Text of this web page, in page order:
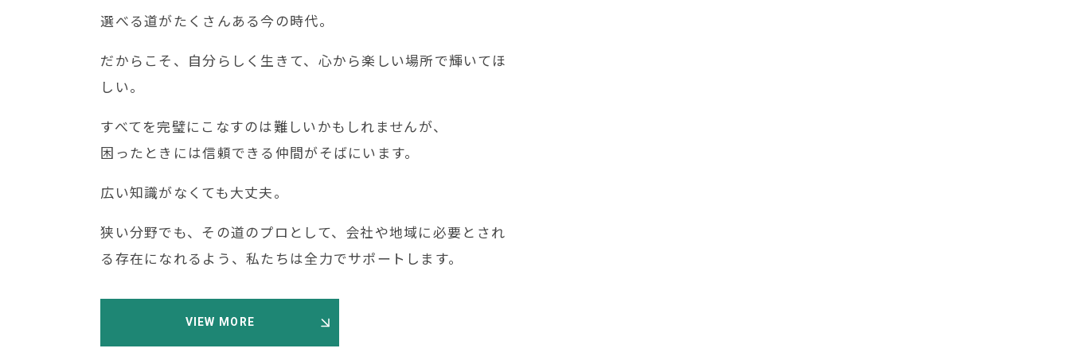
選べる道がたくさんある今の時代。
だからこそ、自分らしく生きて、 心から楽しい場所で輝いてほ
しい。
すべてを完璧にこなすのは難しいかもしれませんが、
困ったときには信頼できる仲間がそばにいます。
広い知識がなくても大丈夫。
狭い分野でも、その道のプロとして、 会社や地域に必要とされ
る存在になれるよう、私たちは全力でサポートします。
VIEW MORE